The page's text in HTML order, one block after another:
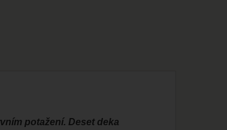
potažení. Deset deka